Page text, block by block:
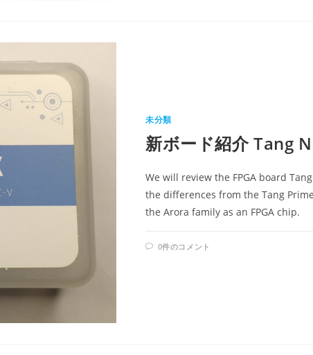
未分類
新ボード紹介 Tang
We will review the FPGA board
the differences from the Tang
the Arora family as an FPGA chip.
0件のコメント